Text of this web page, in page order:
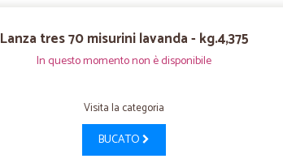
Lanza tres 70 misurini lavanda - kg.4,375
In questo momento non è disponibile
Visita la categoria
BUCATO